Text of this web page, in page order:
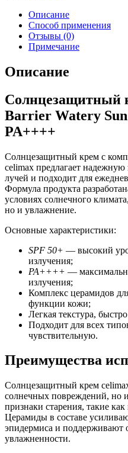
Описание
Способ применения
Отзывы (0)
Примечание
Описание
Солнцезащитный
Barrier Watery
PA++++
Солнцезащитный крем с
celimax предлагает
лучей и подходит для
Формула продукта
условиях солнечного
но и увлажнение.
Основные характеристики:
SPF 50+ — высокий
излучения;
PA++++ —
излучения;
Комплекс церамидов
функции кожи;
Легкая текстура,
Подходит для всех
чувствительную.
Преимущества
Солнцезащитный крем
солнечных повреждений, но
признаки старения, такие
Церамиды в составе
эпидермиса и поддерживают
увлажненности.